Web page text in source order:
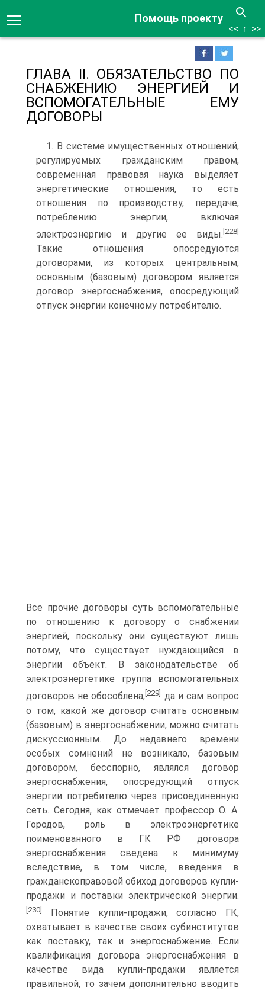
Помощь проекту
<< ↑ >>
ГЛАВА II. ОБЯЗАТЕЛЬСТВО ПО
СНАБЖЕНИЮ ЭНЕРГИЕЙ И
ВСПОМОГАТЕЛЬНЫЕ ЕМУ
ДОГОВОРЫ
1. В системе имущественных отношений,
регулируемых гражданским правом,
современная правовая наука выделяет
энергетические отношения, то есть
отношения по производству, передаче,
потреблению энергии, включая
электроэнергию и другие ее виды. [228]
Такие отношения опосредуются
договорами, из которых центральным,
основным (базовым) договором является
договор энергоснабжения, опосредующий
отпуск энергии конечному потребителю.
Все прочие договоры суть вспомогательные
по отношению к договору о снабжении
энергией, поскольку они существуют лишь
потому, что существует нуждающийся в
энергии объект. В законодательстве об
электроэнергетике группа вспомогательных
договоров не обособлена,[229] да и сам вопрос
о том, какой же договор считать основным
(базовым) в энергоснабжении, можно считать
дискуссионным. До недавнего времени
особых сомнений не возникало, базовым
договором, бесспорно, являлся договор
энергоснабжения, опосредующий отпуск
энергии потребителю через присоединенную
сеть. Сегодня, как отмечает профессор О. А.
Городов, роль в электроэнергетике
поименованного в ГК РФ договора
энергоснабжения сведена к минимуму
вследствие, в том числе, введения в
гражданскоправовой обиход договоров купли-
продажи и поставки электрической энергии.
[230]
Понятие купли-продажи, согласно ГК,
охватывает в качестве своих субинститутов
как поставку, так и энергоснабжение. Если
квалификация договора энергоснабжения в
качестве вида купли-продажи является
правильной, то зачем дополнительно вводить